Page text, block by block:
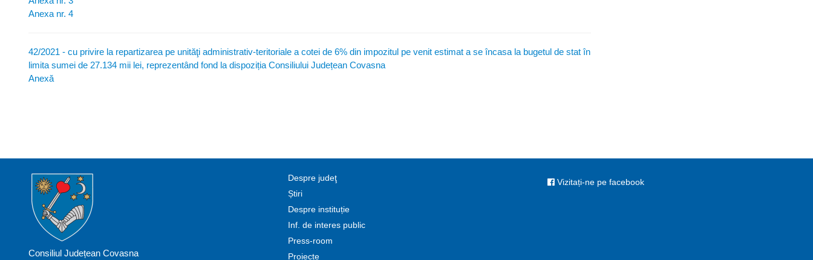
Anexa nr. 4
42/2021 - cu privire la repartizarea pe unităţi administrativ-teritoriale a cotei de 6% din impozitul pe venit estimat a se încasa la bugetul de stat în
limita sumei de 27.134 mii lei, reprezentând fond la dispoziția Consiliului Județean Covasna
Anexă
Consiliul Județean Covasna
Despre judeţ
Știri
Despre instituție
Inf. de interes public
Press-room
Proiecte
Vizitați-ne pe facebook